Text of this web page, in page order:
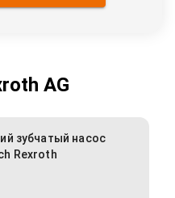
AG
зубчатый насос
Rexroth